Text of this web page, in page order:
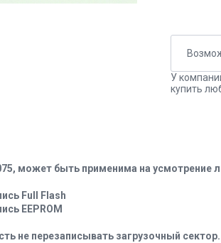
У
купить
может быть применима на усмотрение
Full Flash
EEPROM
не перезаписывать загрузочный сектор.